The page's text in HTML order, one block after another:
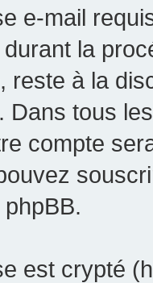
e-mail
la
reste à la
Dans tous
compte
est crypté